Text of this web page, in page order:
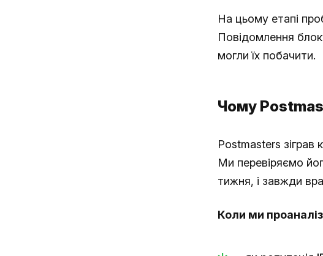
На цьому етапі
Повідомлення
могли їх побачити.
Чому
Postmasters зіграв
Ми перевіряємо
тижня, і завжди
Коли ми